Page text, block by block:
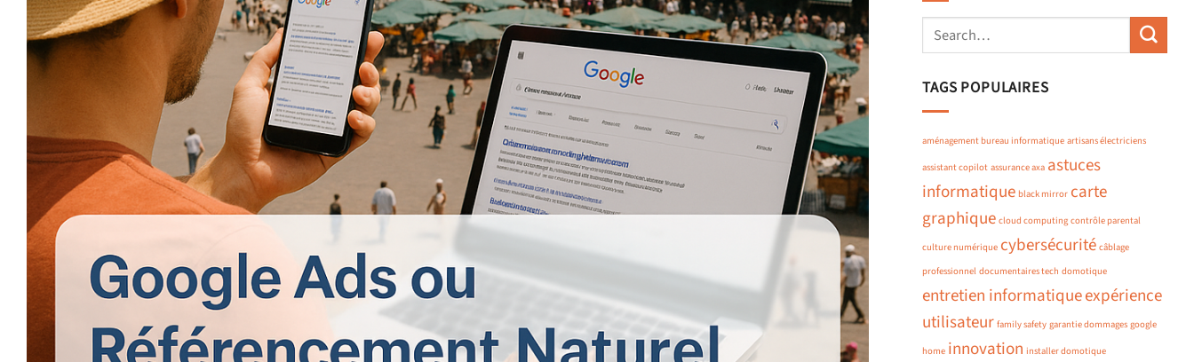
TAGS POPULAIRES
aménagement bureau informatique artisans électriciens
assistant copilot assurance axa astuces
informatique black mirror carte
graphique cloud computing contrôle parental
culture numérique cybersécurité câblage
professionnel documentaires tech domotique
entretien informatiqueexpérience
utilisateur family safety garantie dommages google
home innovation installer domotique